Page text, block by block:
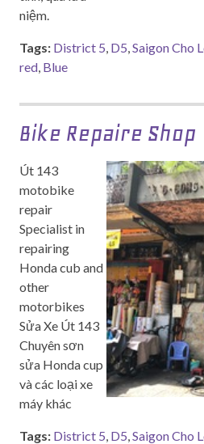
niệm.
Tags: District 5, D5,Saigon Cho
red, Blue
Bike Repaire Shop
Út 143
motobike
repair
Specialist in
repairing
Honda cub and
other
motorbikes
Sửa Xe Út 143
Chuyên sơn
sửa Honda cup
và các loại xe
máy khác
Tags: District 5, D5,Saigon Cho